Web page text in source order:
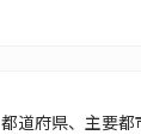
都道府県、主要